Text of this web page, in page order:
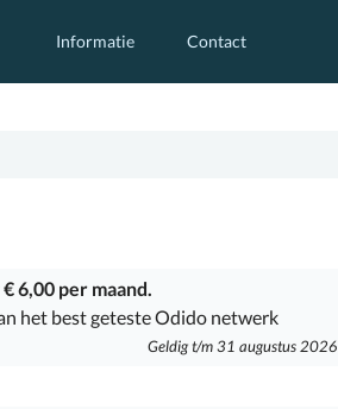
Informatie Contact
6,00 per maand.
het best geteste Odido netwerk
Geldig t/m 31 augustus 2026